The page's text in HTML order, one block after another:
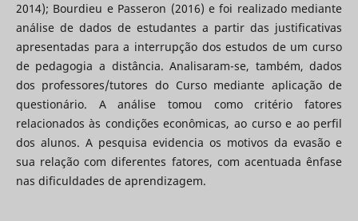
2014); Bourdieu e Passeron (2016) e foi realizado mediante
análise de dados de estudantes a partir das justificativas
apresentadas para a interrupção dos estudos de um curso
de pedagogia a distância. Analisaram-se, também, dados
dos professores/tutores do Curso mediante aplicação de
questionário. A análise tomou como critério fatores
relacionados às condições econômicas, ao curso e ao perfil
dos alunos. A pesquisa evidencia os motivos da evasão e
sua relação com diferentes fatores, com acentuada ênfase
nas dificuldades de aprendizagem.